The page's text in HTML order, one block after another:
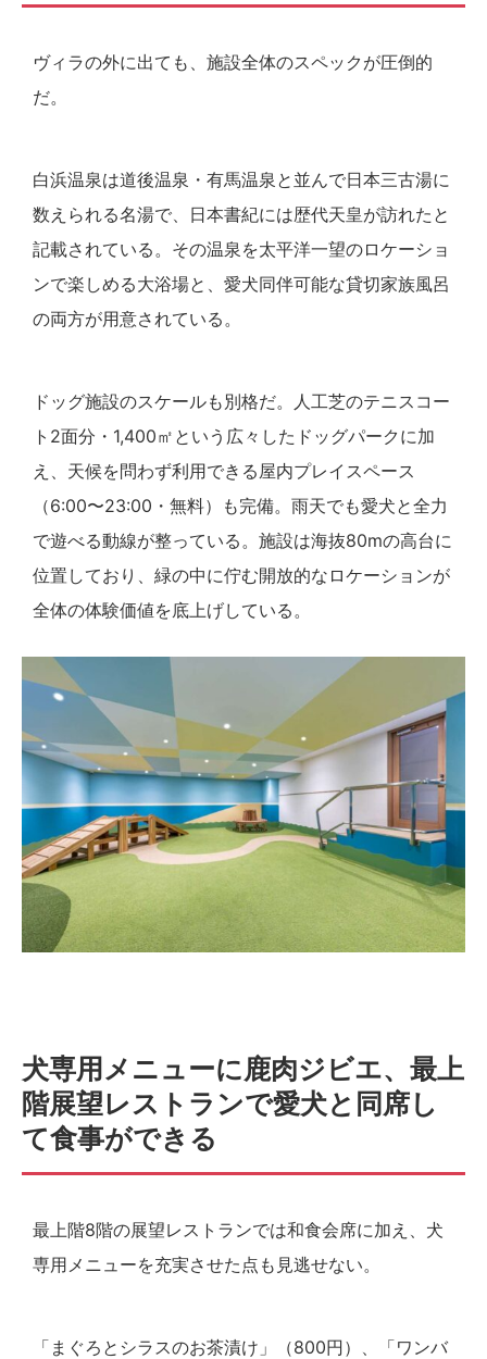
ヴィラの外に出ても、施設全体のスペックが圧倒的
だ。
白浜温泉は道後温泉・有馬温泉と並んで日本三古湯に
数えられる名湯で、日本書紀には歴代天皇が訪れたと
記載されている。その温泉を太平洋一望のロケーショ
ンで楽しめる大浴場と、愛犬同伴可能な貸切家族風呂
の両方が用意されている。
ドッグ施設のスケールも別格だ。人工芝のテニスコー
ト2面分・1,400㎡という広々したドッグパークに加
え、天候を問わず利用できる屋内プレイスペース
（6:00〜23:00・無料）も完備。雨天でも愛犬と全力
で遊べる動線が整っている。施設は海抜80mの高台に
位置しており、緑の中に佇む開放的なロケーションが
全体の体験価値を底上げしている。
犬専用メニューに鹿肉ジビエ、最上
階展望レストランで愛犬と同席し
て食事ができる
最上階8階の展望レストランでは和食会席に加え、犬
専用メニューを充実させた点も見逃せない。
「まぐろとシラスのお茶漬け」（800円）、「ワンバ